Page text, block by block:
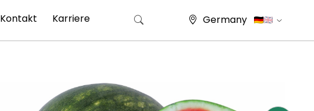
Kontakt Karriere Germany